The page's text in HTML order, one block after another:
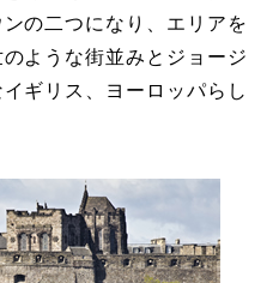
の二つになり、エリアを
ような街並みとジョージ
ギリス、ヨーロッパらし